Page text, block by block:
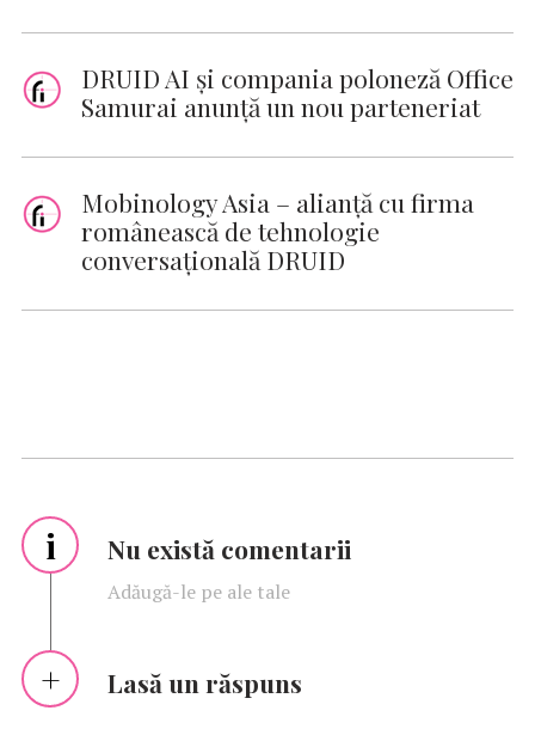
DRUID AI și compania poloneză Office
Samurai anunță un nou parteneriat
Mobinology Asia – alianță cu firma
românească de tehnologie
conversațională DRUID
i Nu există comentarii
Adăugă-le pe ale tale
Lasă un răspuns